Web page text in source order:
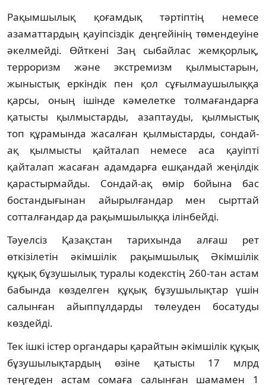
Рақымшылық қоғамдық тәртіптің немесе
азаматтардың қауіпсіздік деңгейінің төмендеуіне
әкелмейді. Өйткені Заң сыбайлас жемқорлық,
терроризм және экстремизм қылмыстарын,
жыныстық еркіндік пен қол сұғылмаушылыққа
қарсы, оның ішінде кәмелетке толмағандарға
қатысты қылмыстарды, азаптауды, қылмыстық
топ құрамында жасалған қылмыстарды, сондай-
ақ қылмысты қайталап немесе аса қауіпті
қайталап жасаған адамдарға ешқандай жеңілдік
қарастырмайды. Сондай-ақ өмір бойына бас
бостандығынан айырылғандар мен сырттай
сотталғандар да рақымшылыққа ілінбейді.
Тәуелсіз Қазақстан тарихында алғаш рет
өткізілетін әкімшілік рақымшылық Әкімшілік
құқық бұзушылық туралы кодекстің 260-тан астам
бабында көзделген құқық бұзушылықтар үшін
салынған айыппұлдарды төлеуден босатуды
көздейді.
Тек ішкі істер органдары қарайтын әкімшілік құқық
бұзушылықтардың өзіне қатысты 17 млрд
теңгеден астам сомаға салынған шамамен 1